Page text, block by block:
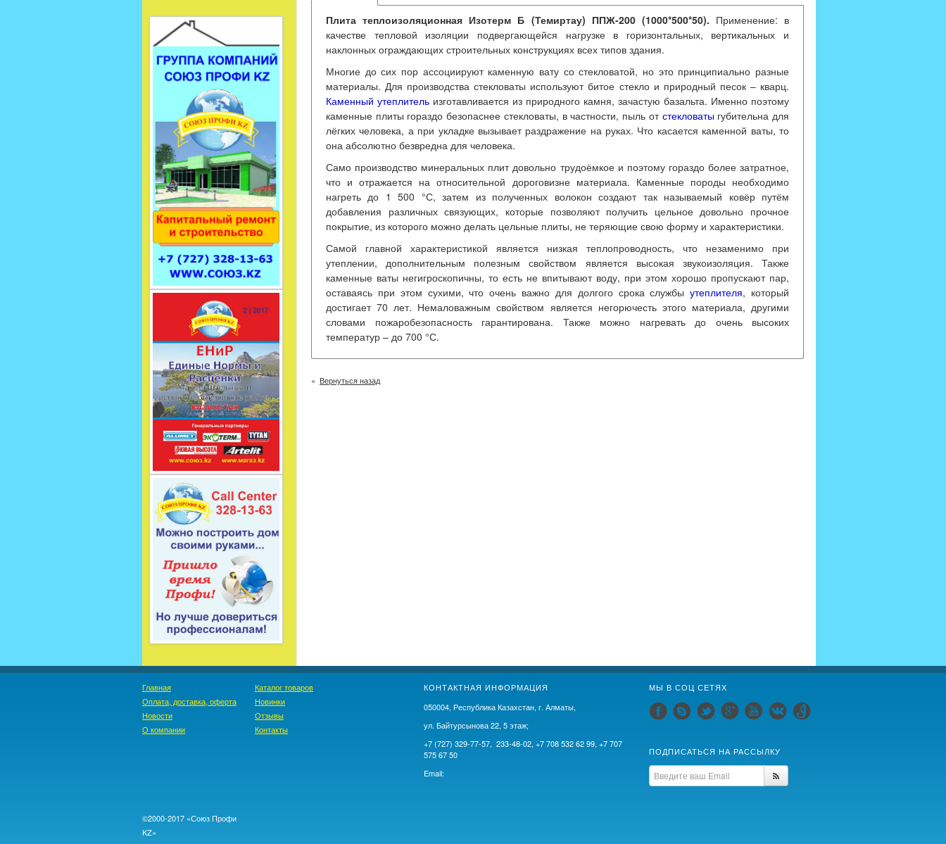
Плита теплоизоляционная Изотерм Б (Темиртау) ППЖ-200 (1000*500*50). Применение: в
качестве тепловой изоляции подвергающейся нагрузке в горизонтальных, вертикальных и
наклонных ограждающих строительных конструкциях всех типов здания.
Многие до сих пор ассоциируют каменную вату со стекловатой, но это принципиально разные
материалы. Для производства стекловаты используют битое стекло и природный песок – кварц.
Каменный утеплитель изготавливается из природного камня, зачастую базальта. Именно поэтому
каменные плиты гораздо безопаснее стекловаты, в частности, пыль от стекловатыгубительна для
лёгких человека, а при укладке вызывает раздражение на руках. Что касается каменной ваты, то
она абсолютно безвредна для человека.
Само производство минеральных плит довольно трудоёмкое и поэтому гораздо более затратное,
что и отражается на относительной дороговизне материала. Каменные породы необходимо
нагреть до 1 500 °С, затем из полученных волокон создают так называемый ковёр путём
добавления различных связующих, которые позволяют получить цельное довольно прочное
покрытие, из которого можно делать цельные плиты, не теряющие свою форму и характеристики.
Самой главной характеристикой является низкая теплопроводность, что незаменимо при
утеплении, дополнительным полезным свойством является высокая звукоизоляция. Также
каменные ваты негигроскопичны, то есть не впитывают воду, при этом хорошо пропускают пар,
оставаясь при этом сухими, что очень важно для долгого срока службыутеплителя, который
достигает 70 лет. Немаловажным свойством является негорючесть этого материала, другими
словами пожаробезопасность гарантирована. Также можно нагревать до очень высоких
температур – до 700 °С.
Вернуться назад
Главная
Оплата, доставка, оферта
Новости
О компании
Каталог товаров
Новинки
Отзывы
Контакты
КОНТАКТНАЯ ИНФОРМАЦИЯ
050004, Республика Казахстан, г. Алматы,
ул. Байтурсынова 22, 5 этаж;
+7 (727) 329-77-57, 233-48-02, +7 708 532 62 99, +7 707
575 67 50
Email:
МЫ В СОЦ СЕТЯХ
ПОДПИСАТЬСЯ НА РАССЫЛКУ
©2000-2017 «Союз Профи
KZ»